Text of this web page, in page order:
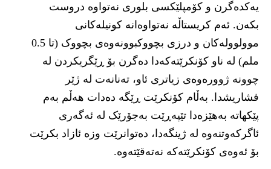
یەکدەگرن و کۆمپلێکسی بلوری نەتواوە دروست
بکەن. ئەم کریستاڵە نەتواوەانە کونیلەکانی
موولوولەکان و درزی بچووکبوونەوەی بچووک (تا 0.5
ملم) لە ناو کۆنکرێتەکەدا دەگرن بۆ ڕێگریکردن لە
چوونە ژوورەوەی زیاتری ئاو، تەنانەت لە ژێر
فشاریشدا. بەڵام کۆنکرێت ڕێگە دەدات هەڵم بەم
پێکهاتە بەهێزەدا تێپەڕێت بەجۆرێک لە ئەگەری
ئاگرکەوتنەوە لە ژینگەدا، دەتوانرێت وزە ئازاد بکرێت
بۆ ئەوەی کۆنکرێتەکە نەتەقێتەوە.